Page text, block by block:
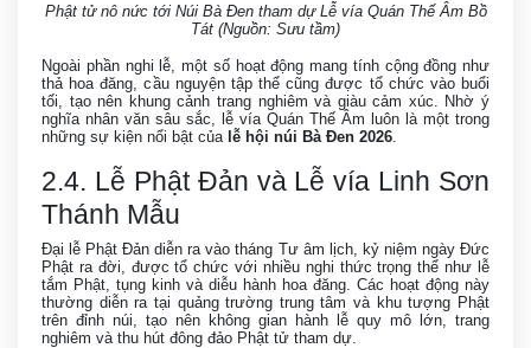
Phật tử nô nức tới Núi Bà Đen tham dự Lễ vía Quán Thế Âm Bồ
Tát (Nguồn: Sưu tầm)
Ngoài phần nghi lễ, một số hoạt động mang tính cộng đồng như
thả hoa đăng, cầu nguyện tập thể cũng được tổ chức vào buổi
tối, tạo nên khung cảnh trang nghiêm và giàu cảm xúc. Nhờ ý
nghĩa nhân văn sâu sắc, lễ vía Quán Thế Âm luôn là một trong
những sự kiện nổi bật của lễ hội núi Bà Đen 2026
2.4. Lễ Phật Đản và Lễ vía Linh Sơn
Thánh Mẫu
Đại lễ Phật Đản diễn ra vào tháng Tư âm lịch, kỷ niệm ngày Đức
Phật ra đời, được tổ chức với nhiều nghi thức trọng thể như lễ
tắm Phật, tụng kinh và diễu hành hoa đăng. Các hoạt động này
thường diễn ra tại quảng trường trung tâm và khu tượng Phật
trên đỉnh núi, tạo nên không gian hành lễ quy mô lớn, trang
nghiêm và thu hút đông đảo Phật tử tham dự.